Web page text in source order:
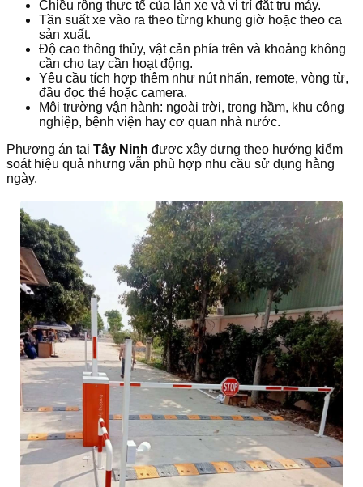
Chiều rộng thực tế của làn xe và vị trí đặt trụ máy.
Tần suất xe vào ra theo từng khung giờ hoặc theo ca
sản xuất.
Độ cao thông thủy, vật cản phía trên và khoảng không
cần cho tay cần hoạt động.
Yêu cầu tích hợp thêm như nút nhấn, remote, vòng từ,
đầu đọc thẻ hoặc camera.
Môi trường vận hành: ngoài trời, trong hầm, khu công
nghiệp, bệnh viện hay cơ quan nhà nước.
Phương án tại Tây Ninh được xây dựng theo hướng kiểm
soát hiệu quả nhưng vẫn phù hợp nhu cầu sử dụng hằng
ngày.